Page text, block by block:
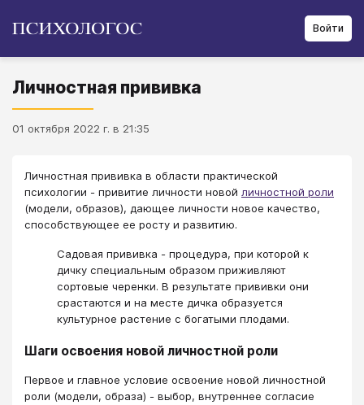
Войти
Личностная прививка
01 октября 2022 г. в 21:35
Личностная прививка в области практической
психологии - привитие личности новой личностной роли
(модели, образов), дающее личности новое качество,
способствующее ее росту и развитию.
Садовая прививка - процедура, при которой к
дичку специальным образом приживляют
сортовые черенки. В результате прививки они
срастаются и на месте дичка образуется
культурное растение с богатыми плодами.
Шаги освоения новой личностной роли
Первое и главное условие освоение новой личностной
роли (модели, образа) - выбор, внутреннее согласие